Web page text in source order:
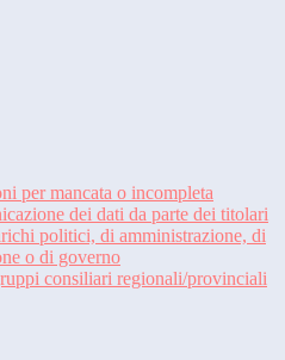
per mancata o incompleta
dei dati da parte dei titolari
politici, di amministrazione, di
o di governo
consiliari regionali/provinciali